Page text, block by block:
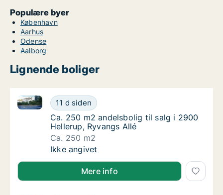
Populære byer
København
Aarhus
Odense
Aalborg
Lignende boliger
Ca. 250 m2 andelsbolig til salg i 2900
11 d siden
Ca. 250 m2 andelsbolig til salg i 2900 Hellerup,
Ca. 250 m2 andelsbolig til salg i 2900
Ca. 250 m2 andelsbolig til salg i 2900
Hellerup, Ryvangs Allé
Ca. 250 m2
Ca. 250 m2 andelsbolig til salg i 2900
Ikke angivet
Mere info